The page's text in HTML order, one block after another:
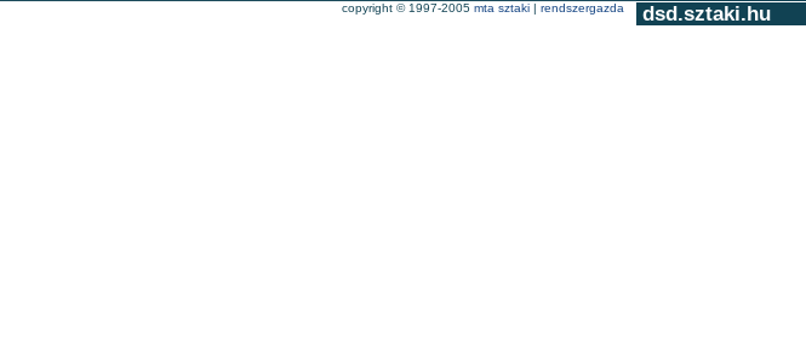
dsd.sztaki.hu
copyright © 1997-2005 mta sztaki | rendszergazda